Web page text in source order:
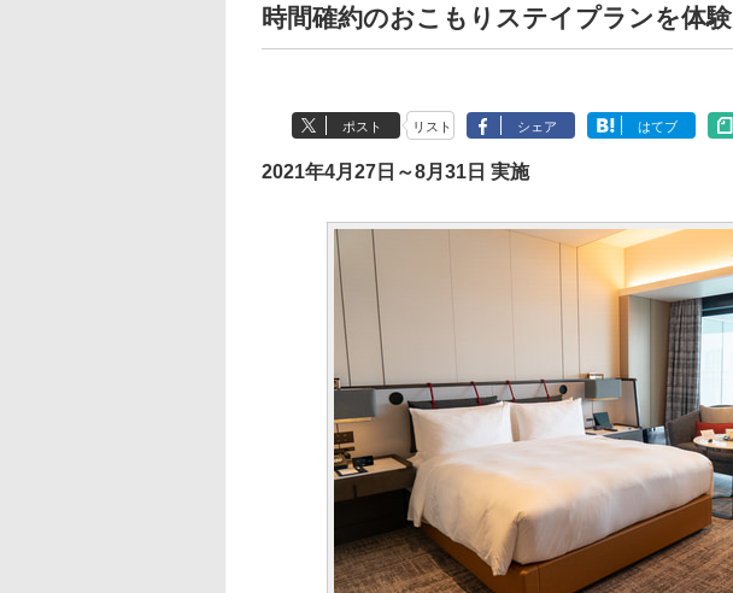
時間確約のおこもりステイプランを体験
ポスト リスト シェア はてブ
2021年4月27日～8月31日 実施